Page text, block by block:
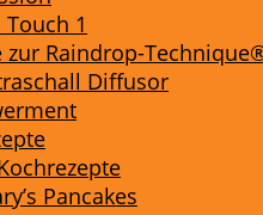
1
zur Raindrop-
Diffusor
Pancakes